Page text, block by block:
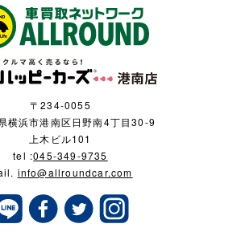
〒234-0055
横浜市港南区日野南4丁目30-9
上木ビル101
tel :045-349-9735
info@allroundcar.com